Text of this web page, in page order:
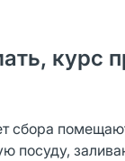
курс
сбора
посуду,